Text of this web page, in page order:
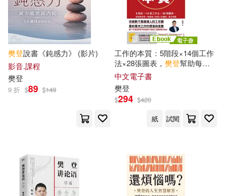
樊登說書《鈍感力》 (影片)
影音.課程
樊登
9 折 $89 $149
工作的本質：5階段×14個工作
法×28張圖表， 樊登幫助每一
個職場人突破工作難關、解決
問題(隨書送
隨行本、親筆專屬信) (電子書)
中文電子書
樊登
$294 $420
紙
試閱